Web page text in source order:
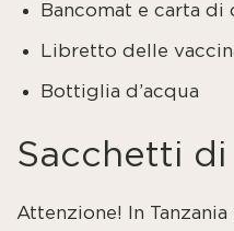
Bancomat e carta di
Libretto delle
Bottiglia d’acqua
Sacchetti
Attenzione! In